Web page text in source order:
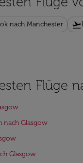
nach Manchester flight_takeoff
Flüge
nach Glasgow
Glasgow